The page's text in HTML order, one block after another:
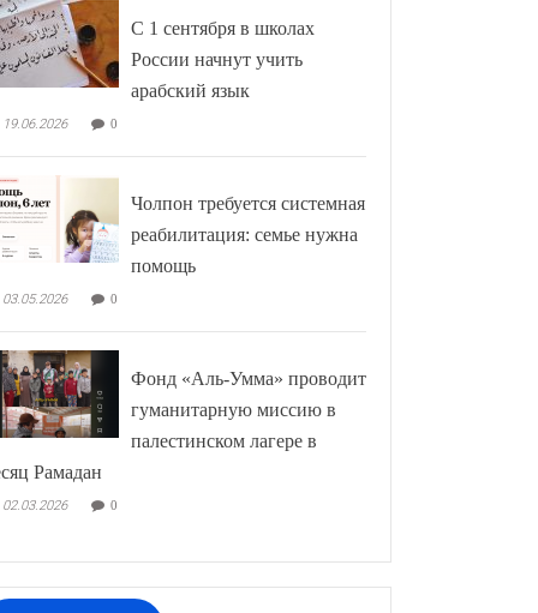
С 1 сентября в школах
России начнут учить
арабский язык
19.06.2026 0
Чолпон требуется системная
реабилитация: семье нужна
помощь
03.05.2026 0
Фонд «Аль-Умма» проводит
гуманитарную миссию в
палестинском лагере в
Рамадан
02.03.2026 0